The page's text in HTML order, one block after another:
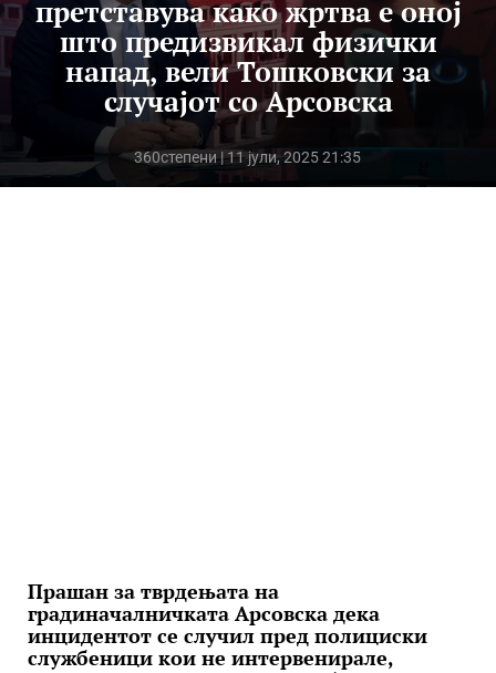
претставува како жртва е оној
што предизвикал физички
напад, вели Тошковски за
случајот со Арсовска
360степени| 11 јули, 2025 21:35
Прашан за тврдењата на
градиначалничката Арсовска дека
инцидентот се случил пред полициски
службеници кои не интервенирале,